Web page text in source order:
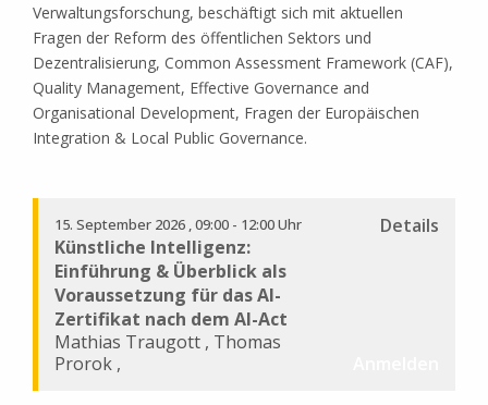
Verwaltungsforschung, beschäftigt sich mit aktuellen
Fragen der Reform des öffentlichen Sektors und
Dezentralisierung, Common Assessment Framework (CAF),
Quality Management, Effective Governance and
Organisational Development, Fragen der Europäischen
Integration & Local Public Governance.
15. September 2026 09:00 - 12:00 Uhr
Künstliche Intelligenz:
Einführung & Überblick als
Voraussetzung für das AI-
Zertifikat nach dem AI-Act
Mathias Traugott , Thomas
Prorok ,
Details